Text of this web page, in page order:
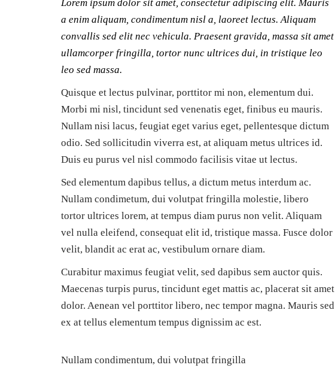
Lorem ipsum dolor sit amet, consectetur adipiscing elit. Mauris
a enim aliquam, condimentum nisl a, laoreet lectus. Aliquam
convallis sed elit nec vehicula. Praesent gravida, massa sit amet
ullamcorper fringilla, tortor nunc ultrices dui, in tristique leo
leo sed massa.
Quisque et lectus pulvinar, porttitor mi non, elementum dui.
Morbi mi nisl, tincidunt sed venenatis eget, finibus eu mauris.
Nullam nisi lacus, feugiat eget varius eget, pellentesque dictum
odio. Sed sollicitudin viverra est, at aliquam metus ultrices id.
Duis eu purus vel nisl commodo facilisis vitae ut lectus.
Sed elementum dapibus tellus, a dictum metus interdum ac.
Nullam condimetum, dui volutpat fringilla molestie, libero
tortor ultrices lorem, at tempus diam purus non velit. Aliquam
vel nulla eleifend, consequat elit id, tristique massa. Fusce dolor
velit, blandit ac erat ac, vestibulum ornare diam.
Curabitur maximus feugiat velit, sed dapibus sem auctor quis.
Maecenas turpis purus, tincidunt eget mattis ac, placerat sit amet
dolor. Aenean vel porttitor libero, nec tempor magna. Mauris sed
ex at tellus elementum tempus dignissim ac est.
Nullam condimentum, dui volutpat fringilla